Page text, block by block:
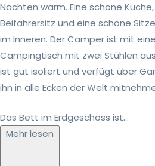
Nächten warm. Eine schöne
Beifahrersitz und eine schöne
im Inneren. Der Camper ist mit
Campingtisch mit zwei Stühlen
ist gut isoliert und verfügt über
ihn in alle Ecken der Welt
Das Bett im Erdgeschoss ist...
Mehr lesen